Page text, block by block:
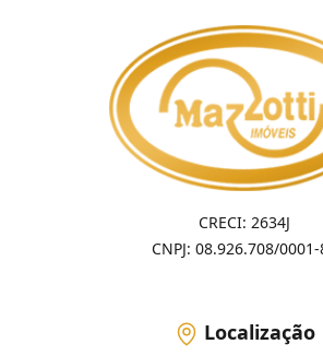
CRECI: 2634J
CNPJ: 08.926.708/
Localização